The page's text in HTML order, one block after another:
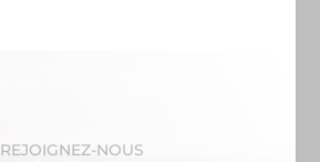
REJOIGNEZ-NOUS